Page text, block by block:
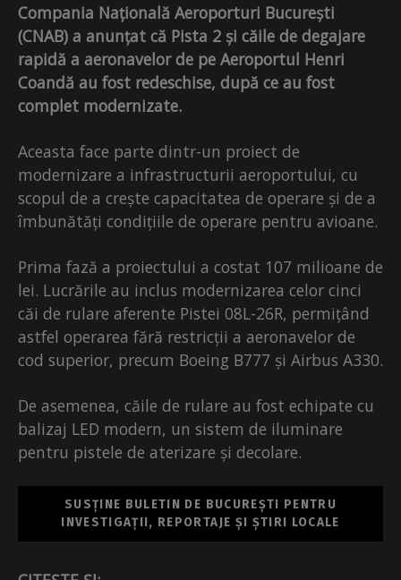
Compania Națională Aeroporturi București
(CNAB) a anunțat că Pista 2 și căile de degajare
rapidă a aeronavelor de pe Aeroportul Henri
Coandă au fost redeschise, după ce au fost
complet modernizate.
Aceasta face parte dintr-un proiect de
modernizare a infrastructurii aeroportului, cu
scopul de a crește capacitatea de operare și de a
îmbunătăți condițiile de operare pentru avioane.
Prima fază a proiectului a costat 107 milioane de
lei. Lucrările au inclus modernizarea celor cinci
căi de rulare aferente Pistei 08L-26R, permițând
astfel operarea fără restricții a aeronavelor de
cod superior, precum Boeing B777 și Airbus A330.
De asemenea, căile de rulare au fost echipate cu
balizaj LED modern, un sistem de iluminare
pentru pistele de aterizare și decolare.
SUSȚINE BULETIN DE BUCUREȘTI PENTRU
INVESTIGAȚII, REPORTAJE ȘI ȘTIRI LOCALE